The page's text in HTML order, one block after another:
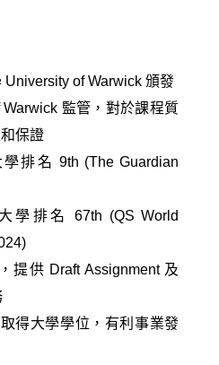
of Warwick 頒發
監管，對於課程質
保證
排名 9th (The Guardian
學排名 67th (QS World
提供 Draft Assignment 及
得大學學位，有利事業發